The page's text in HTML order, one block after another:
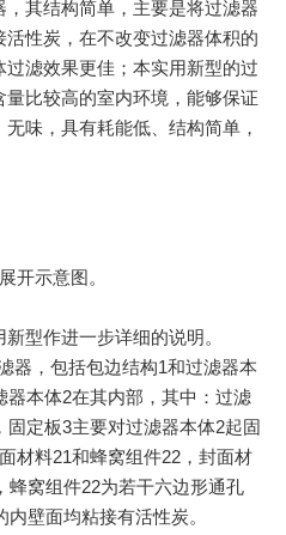
其结构简单，主要是将过滤器
性炭，在不改变过滤器体积的
滤效果更佳；本实用新型的过
比较高的室内环境，能够保证
味，具有耗能低、结构简单，
开示意图。
型作进一步详细的说明。
器，包括包边结构1和过滤器本
本体2在其内部，其中：过滤
定板3主要对过滤器本体2起固
材料21和蜂窝组件22，封面材
蜂窝组件22为若干六边形通孔
壁面均粘接有活性炭。